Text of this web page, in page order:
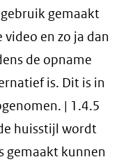
gemaakt
en zo ja dan
de opname
is. Dit is in
| 1.4.5
huisstijl wordt
gemaakt kunnen